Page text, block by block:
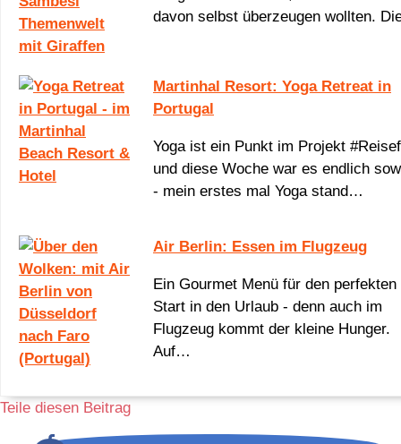
davon selbst überzeugen wollten.
Martinhal Resort: Yoga Retreat in
Portugal
Yoga ist ein Punkt im Projekt
und diese Woche war es endlich
- mein erstes mal Yoga stand…
Air Berlin: Essen im Flugzeug
Ein Gourmet Menü für den perfekten
Start in den Urlaub - denn auch im
Flugzeug kommt der kleine Hunger.
Auf…
Teile diesen Beitrag